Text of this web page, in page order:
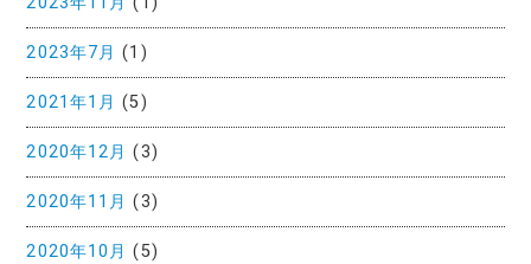
2023年7月 (1)
2021年1月 (5)
2020年12月 (3)
2020年11月 (3)
2020年10月 (5)